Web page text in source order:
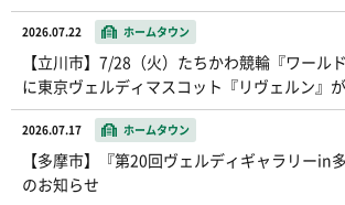
2026.07.22 ホームタウン
【立川市】7/28（火）たちかわ競輪『ワール
に東京ヴェルディマスコット『リヴェルン』
2026.07.17 ホームタウン
【多摩市】『第20回ヴェルディギャラリーin
のお知らせ